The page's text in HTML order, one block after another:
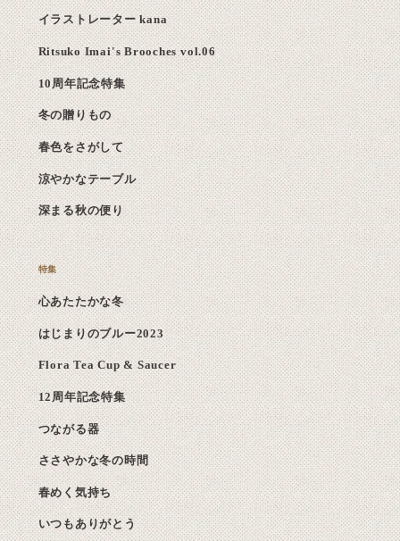
イラストレーター kana
Ritsuko Imai's Brooches vol.06
10周年記念特集
冬の贈りもの
春色をさがして
涼やかなテーブル
深まる秋の便り
心あたたかな冬
はじまりのブルー2023
Flora Tea Cup & Saucer
12周年記念特集
つながる器
ささやかな冬の時間
春めく気持ち
いつもありがとう